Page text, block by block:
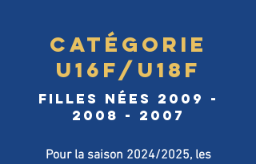
CATÉGORIE
U16F/U18F
filles nÉEs 2009 -
2008 - 2007
Pour la saison 2024/2025, les